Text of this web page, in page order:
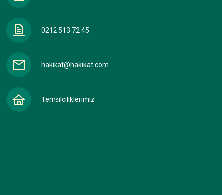
0212 513 72 45
hakikat@hakikat.com
Temsilciliklerimiz